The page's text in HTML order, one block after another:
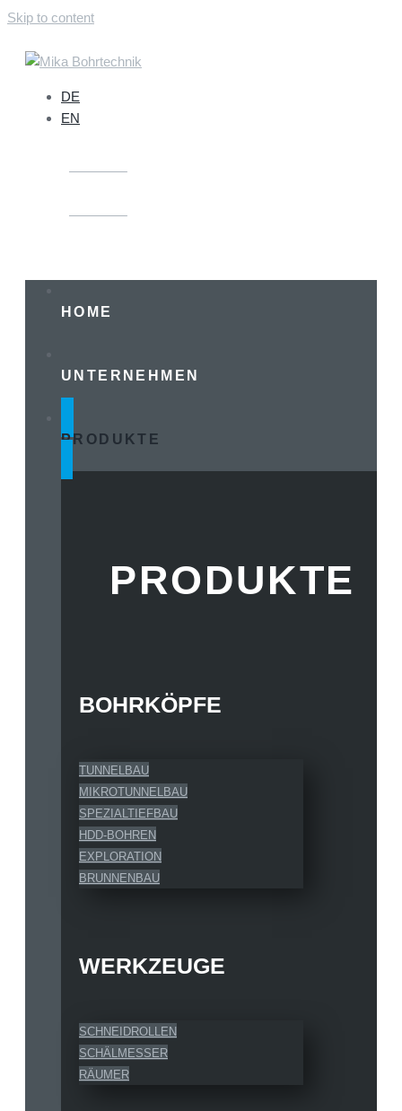
Skip to content
DE
EN
HOME
UNTERNEHMEN
PRODUKTE
PRODUKTE
BOHRKÖPFE
TUNNELBAU
MIKROTUNNELBAU
SPEZIALTIEFBAU
HDD-BOHREN
EXPLORATION
BRUNNENBAU
WERKZEUGE
SCHNEIDROLLEN
SCHÄLMESSER
RÄUMER